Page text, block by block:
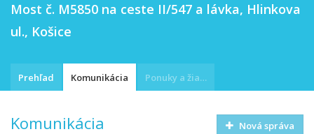
Most č. M5850 na ceste II/547 a lávka, Hlinkova
ul., Košice
Prehľad Komunikácia Ponuky a žiadosti
Komunikácia Nová správa